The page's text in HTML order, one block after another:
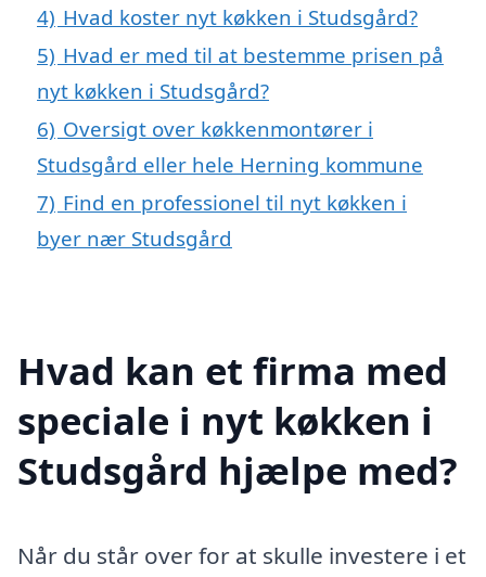
4) Hvad koster nyt køkken i Studsgård?
5) Hvad er med til at bestemme prisen på
nyt køkken i Studsgård?
6) Oversigt over køkkenmontører i
Studsgård eller hele Herning kommune
7) Find en professionel til nyt køkken i
byer nær Studsgård
Hvad kan et firma med
speciale i nyt køkken i
Studsgård hjælpe med?
Når du står over for at skulle investere i et